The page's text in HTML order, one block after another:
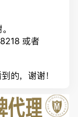
或者
的，谢谢！